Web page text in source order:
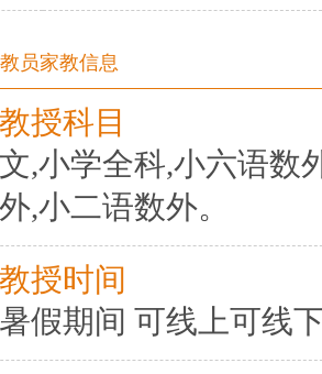
教员家教信息
授科目
,小学全科,小六语数
,小二语数外。
授时间
假期间 可线上可线